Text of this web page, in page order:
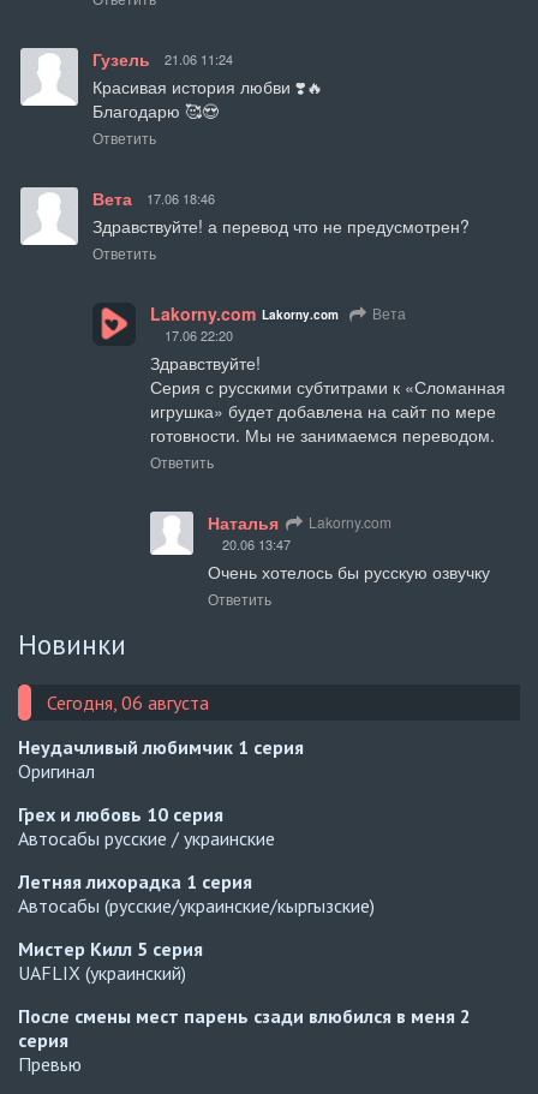
Гузель 21.06 11:24
Красивая история любви ❣️🔥
Благодарю 🥰😍
Ответить
Вета 17.06 18:46
Здравствуйте! а перевод что не предусмотрен?
Ответить
Lakorny.com Lakorny.com Вета
17.06 22:20
Здравствуйте!
Серия с русскими субтитрами к «Сломанная
игрушка» будет добавлена на сайт по мере
готовности. Мы не занимаемся переводом.
Ответить
Наталья Lakorny.com
20.06 13:47
Очень хотелось бы русскую озвучку
Ответить
Новинки
Сегодня, 06 августа
Неудачливый любимчик 1 серия
Оригинал
Грех и любовь 10 серия
Автосабы русские / украинские
Летняя лихорадка 1 серия
Автосабы (русские/украинские/кыргызские)
Мистер Килл 5 серия
UAFLIX (украинский)
После смены мест парень сзади влюбился в меня 2
серия
Превью